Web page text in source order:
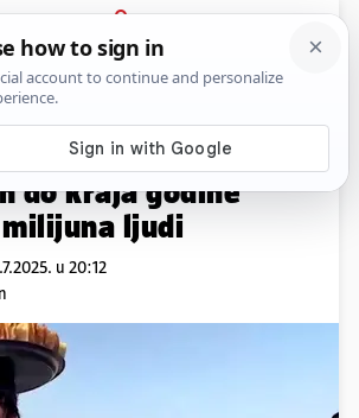
PRIJAVA
News Komentari
da će se u
do kraja godine
ljudi
u 20:12